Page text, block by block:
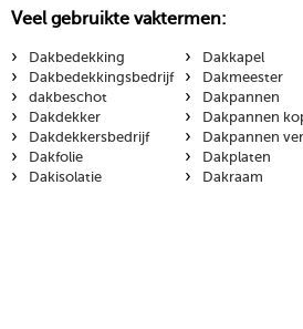
Veel gebruikte vaktermen:
›
Dakbedekking
› Dakbedekkingsbedrijf
› dakbeschot
› Dakdekker
› Dakdekkersbedrijf
› Dakfolie
› Dakisolatie
› Dakkapel
› Dakmeester
› Dakpannen
› Dakpannen
› Dakpannen
› Dakplaten
› Dakraam